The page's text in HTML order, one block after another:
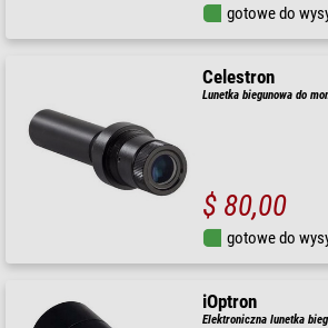
gotowe do
Celestron
Lunetka biegunowa do
$ 80,00
gotowe do
iOptron
Elektroniczna lunetka